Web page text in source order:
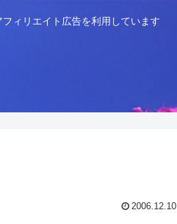
ィリエイト広告を利用しています
2006.12.10